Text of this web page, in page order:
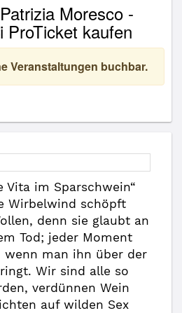
Moresco -
ProTicket kaufen
Veranstaltungen buchbar.
Vita im Sparschwein“
Wirbelwind schöpft
denn sie glaubt an
Tod; jeder Moment
wenn man ihn über der
Wir sind alle so
verdünnen Wein
auf wilden Sex